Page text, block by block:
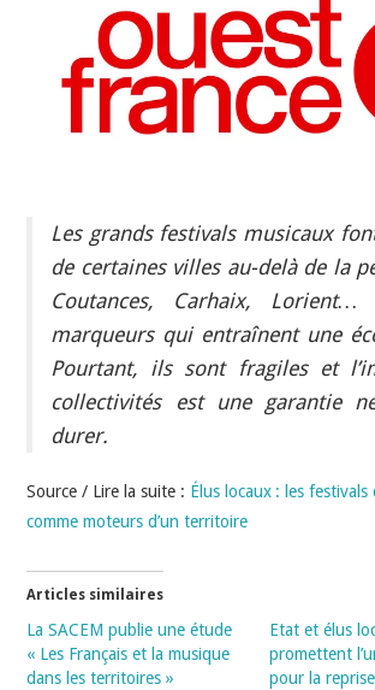
DOKO
Les grands festivals musicaux
de certaines villes au-delà de la
Coutances, Carhaix,
marqueurs qui entraînent une
Pourtant, ils sont fragiles et
collectivités est une garantie
durer.
Source / Lire la suite : Élus locaux : les festivals
comme moteurs d’un territoire
Articles similaires
La SACEM publie une étude
« Les Français et la musique
dans les territoires »
Etat et élus
promettent
pour la